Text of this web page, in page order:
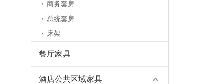
商务套房
总统套房
床架
餐厅家具
酒店公共区域家具